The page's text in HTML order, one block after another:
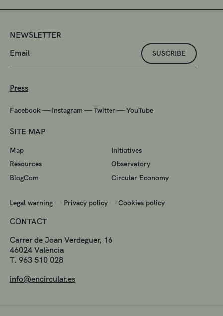
NEWSLETTER
SUSCRIBE
Press
Facebook — Instagram —Twitter—YouTube
SITE MAP
Map
Initiatives
Resources
Observatory
BlogCom
Circular Economy
Legal warning— Privacy policy—Cookies policy
CONTACT
Carrer de Joan Verdeguer, 16
46024 València
T. 963 510 028
info@encircular.es